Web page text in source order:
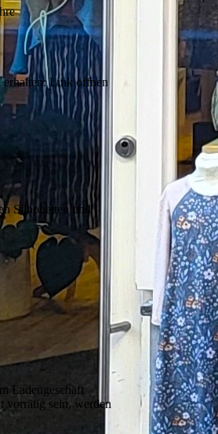
erhalten: Link öffnen
Silhouetten und
Ladengeschäft
vorrätig sein, werden